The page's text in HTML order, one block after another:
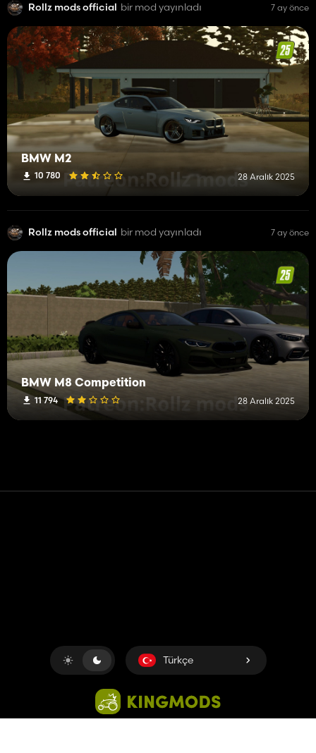
Rollz mods official bir mod yayınladı 7 ay önce
BMW M2
10 780 28 Aralık 2025
Rollz mods official bir mod yayınladı 7 ay önce
BMW M8 Competition
11 794 28 Aralık 2025
Türkçe